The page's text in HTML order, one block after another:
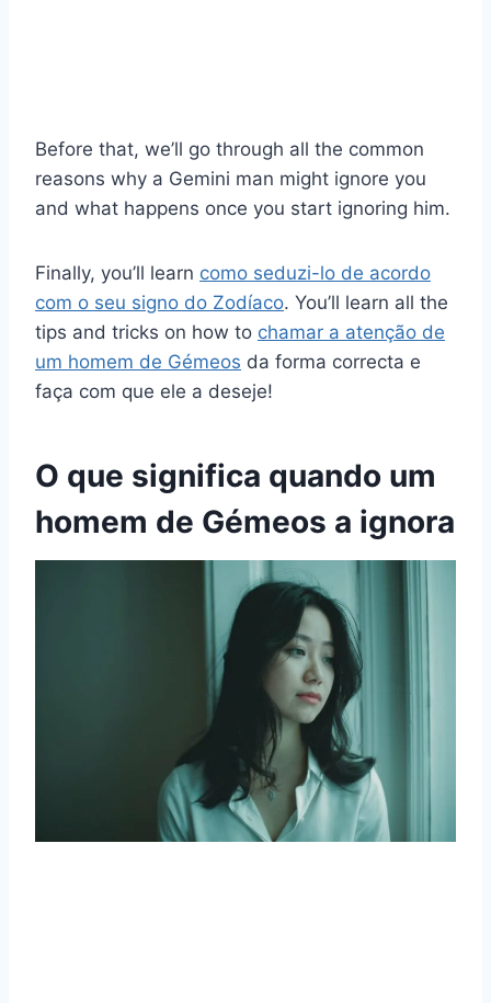
Before that, we’ll go through all the common
reasons why a Gemini man might ignore you
and what happens once you start ignoring him.
Finally, you’ll learn como seduzi-lo de acordo
com o seu signo do Zodíaco. You’ll learn all the
tips and tricks on how to chamar a atenção de
um homem de Gémeos da forma correcta e
faça com que ele a deseje!
O que significa quando um
homem de Gémeos a ignora